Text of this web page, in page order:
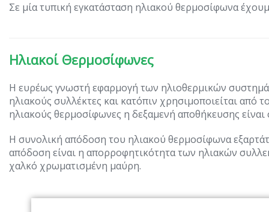
Σε μία τυπική εγκατάσταση ηλιακού θερμοσίφωνα
Ηλιακοί Θερμοσίφωνες
Η ευρέως γνωστή εφαρμογή των ηλιοθερμικών
ηλιακούς συλλέκτες και κατόπιν χρησιμοποιείται
ηλιακούς θερμοσίφωνες η δεξαμενή αποθήκευσης
Η συνολική απόδοση του ηλιακού θερμοσίφωνα
απόδοση είναι η απορροφητικότητα των ηλιακών
χαλκό χρωματισμένη μαύρη.